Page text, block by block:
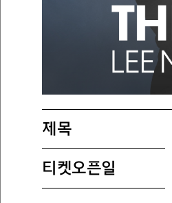
제목
티켓오픈일